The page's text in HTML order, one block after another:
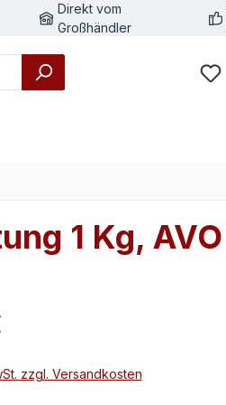
Direkt vom
Großhändler
1 Kg, AVO
zzgl. Versandkosten